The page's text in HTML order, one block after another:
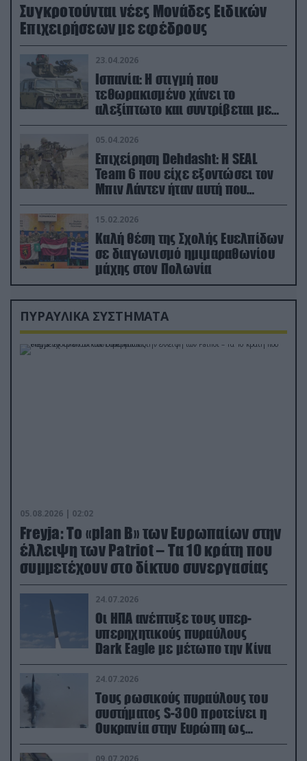
Συγκροτούνται νέες Μονάδες Ειδικών
Επιχειρήσεων με εφέδρους
23.04.2026
Ισπανία: Η στιγμή που
τεθωρακισμένο χάνει το
αλεξίπτωτο και συντρίβεται με
ορμή στο έδαφος (βίντεο)
05.04.2026
Επιχείρηση Dehdasht: Η SEAL
Team 6 που είχε εξοντώσει τον
Μπιν Λάντεν ήταν αυτή που
διέσωσε τον πιλότο του F-15
15.02.2026
Καλή θέση της Σχολής Ευελπίδων
σε διαγωνισμό ημιμαραθωνίου
μάχης στον Πολωνία
ΠΥΡΑΥΛΙΚΑ ΣΥΣΤΗΜΑΤΑ
05.08.2026 | 02:02
Freyja: Το «plan Β» των Ευρωπαίων στην
έλλειψη των Patriot – Τα 10 κράτη που
συμμετέχουν στο δίκτυο συνεργασίας
24.07.2026
Οι ΗΠΑ ανέπτυξε τους υπερ-
υπερηχητικούς πυραύλους
Dark Eagle με μέτωπο την Κίνα
24.07.2026
Τους ρωσικούς πυραύλους του
συστήματος S-300 προτείνει η
Ουκρανία στην Ευρώπη ως
αντιβαλλιστικό σύστημα
09.07.2026